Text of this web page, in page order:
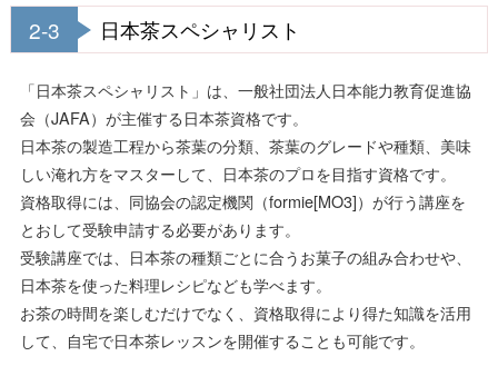
2-3 日本茶スペシャリスト
「日本茶スペシャリスト」は、一般社団法人日本能力教育促進協
会（JAFA）が主催する日本茶資格です。
日本茶の製造工程から茶葉の分類、茶葉のグレードや種類、美味
しい淹れ方をマスターして、日本茶のプロを目指す資格です。
資格取得には、同協会の認定機関（formie[MO3]）が行う講座を
とおして受験申請する必要があります。
受験講座では、日本茶の種類ごとに合うお菓子の組み合わせや、
日本茶を使った料理レシピなども学べます。
お茶の時間を楽しむだけでなく、資格取得により得た知識を活用
して、自宅で日本茶レッスンを開催することも可能です。